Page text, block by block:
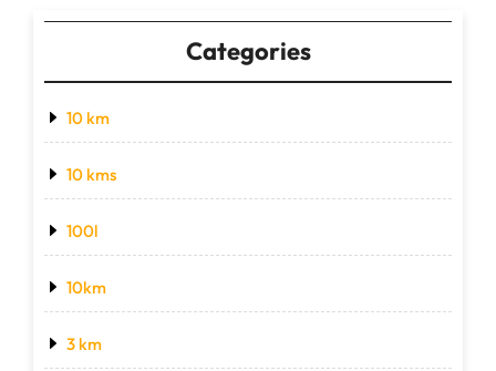
Categories
10 km
10 kms
100l
10km
3 km